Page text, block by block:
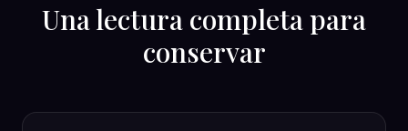
Una lectura completa para
conservar